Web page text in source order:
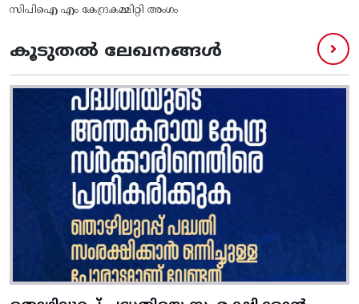
സിപിഐ എം കേന്ദ്രകമ്മിറ്റി അംഗം
കൂടുതൽ ലേഖനങ്ങൾ